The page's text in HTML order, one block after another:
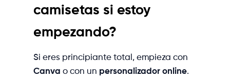
camisetas si estoy
empezando?
Si eres principiante total, empieza con
Canva o con un personalizador online.